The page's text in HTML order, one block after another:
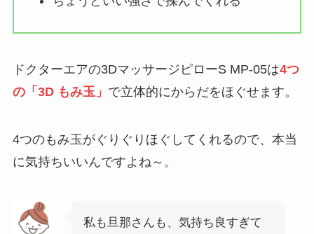
ドクターエアの3DマッサージピローS MP-05は4つ
の「3D もみ玉」 で立体的にからだをほぐせます。
4つのもみ玉がぐりぐりほぐしてくれるので、本当
に気持ちいいんですよね～。
私も旦那さんも、気持ち良すぎて